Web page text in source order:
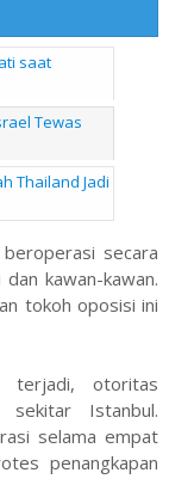
saat
Tewas
Thailand Jadi
secara
kawan-kawan.
tokoh oposisi ini
terjadi, otoritas
Istanbul.
selama empat
penangkapan